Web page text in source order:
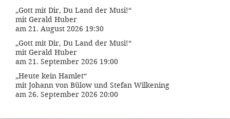
„Gott mit Dir, Du Land der Musi!“
mit Gerald Huber
am 21. August 2026 19:30
„Gott mit Dir, Du Land der Musi!“
mit Gerald Huber
am 21. September 2026 19:00
„Heute kein Hamlet“
mit Johann von Bülow und Stefan Wilkening
am 26. September 2026 20:00